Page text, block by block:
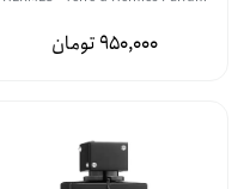
950,000